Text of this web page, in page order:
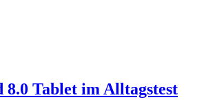
8.0 Tablet im Alltagstest